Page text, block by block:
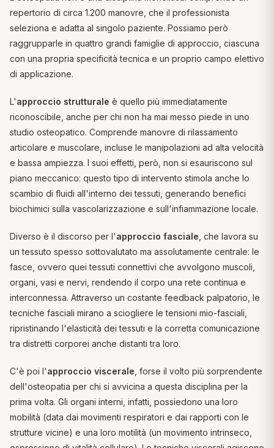
repertorio di circa 1.200 manovre, che il professionista
seleziona e adatta al singolo paziente. Possiamo però
raggrupparle in quattro grandi famiglie di approccio, ciascuna
con una propria specificità tecnica e un proprio campo elettivo
di applicazione.
L'approccio strutturale è quello più immediatamente
riconoscibile, anche per chi non ha mai messo piede in uno
studio osteopatico. Comprende manovre di rilassamento
articolare e muscolare, incluse le manipolazioni ad alta velocità
e bassa ampiezza. I suoi effetti, però, non si esauriscono sul
piano meccanico: questo tipo di intervento stimola anche lo
scambio di fluidi all'interno dei tessuti, generando benefici
biochimici sulla vascolarizzazione e sull'infiammazione locale.
Diverso è il discorso per l'approccio fasciale , che lavora su
un tessuto spesso sottovalutato ma assolutamente centrale: le
fasce, ovvero quei tessuti connettivi che avvolgono muscoli,
organi, vasi e nervi, rendendo il corpo una rete continua e
interconnessa. Attraverso un costante feedback palpatorio, le
tecniche fasciali mirano a sciogliere le tensioni mio-fasciali,
ripristinando l'elasticità dei tessuti e la corretta comunicazione
tra distretti corporei anche distanti tra loro.
C'è poi l'approccio viscerale , forse il volto più sorprendente
dell'osteopatia per chi si avvicina a questa disciplina per la
prima volta. Gli organi interni, infatti, possiedono una loro
mobilità (data dai movimenti respiratori e dai rapporti con le
strutture vicine) e una loro motilità (un movimento intrinseco,